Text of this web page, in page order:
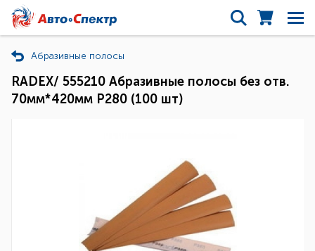
Абразивные полосы
RADEX/ 555210 Абразивные полосы без отв.
70мм*420мм Р280 (100 шт)